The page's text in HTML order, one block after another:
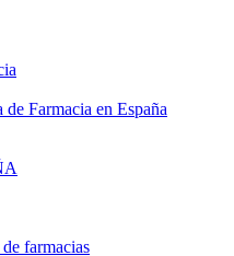
Farmacia en España
farmacias